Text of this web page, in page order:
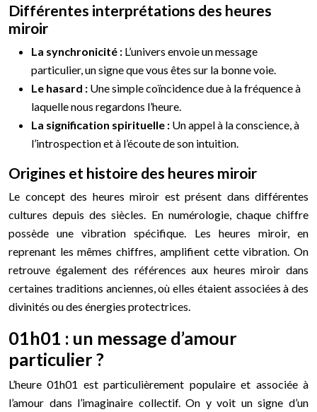
Différentes interprétations des heures
miroir
La synchronicité : L’univers envoie un message
particulier, un signe que vous êtes sur la bonne voie.
Le hasard : Une simple coïncidence due à la fréquence à
laquelle nous regardons l’heure.
La signification spirituelle : Un appel à la conscience, à
l’introspection et à l’écoute de son intuition.
Origines et histoire des heures miroir
Le concept des heures miroir est présent dans différentes
cultures depuis des siècles. En numérologie, chaque chiffre
possède une vibration spécifique. Les heures miroir, en
reprenant les mêmes chiffres, amplifient cette vibration. On
retrouve également des références aux heures miroir dans
certaines traditions anciennes, où elles étaient associées à des
divinités ou des énergies protectrices.
01h01 : un message d’amour
particulier ?
L’heure 01h01 est particulièrement populaire et associée à
l’amour dans l’imaginaire collectif. On y voit un signe d’un